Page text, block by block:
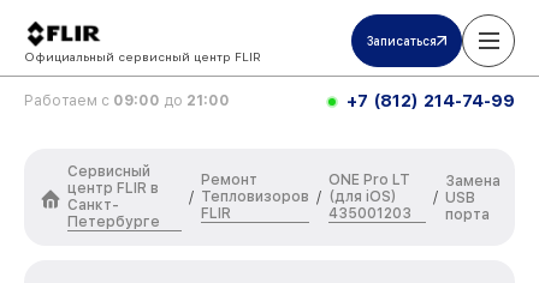
Официальный сервисный центр FLIR
Записаться
Работаем с 09:00 до 21:00 +7 (812) 214-74-99
Сервисный
центр FLIR в
Санкт-
Петербурге
/
Ремонт
Тепловизоров
FLIR
/
ONE Pro LT
(для iOS)
435001203
/
Замена
USB
порта